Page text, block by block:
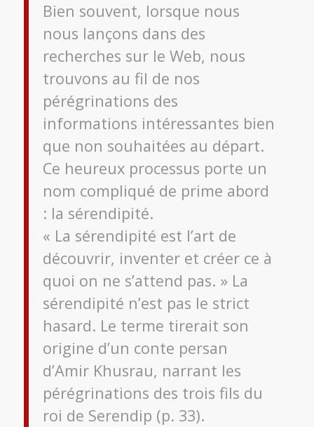
Bien souvent, lorsque nous
nous lançons dans des
recherches sur le Web, nous
trouvons au fil de nos
pérégrinations des
informations intéressantes bien
que non souhaitées au départ.
Ce heureux processus porte un
nom compliqué de prime abord
: la sérendipité.
« La sérendipité est l’art de
découvrir, inventer et créer ce à
quoi on ne s’attend pas. » La
sérendipité n’est pas le strict
hasard. Le terme tirerait son
origine d’un conte persan
d’Amir Khusrau, narrant les
pérégrinations des trois fils du
roi de Serendip (p. 33).